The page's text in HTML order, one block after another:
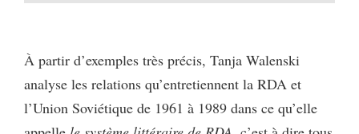
À partir d’exemples très précis, Tanja Walenski
analyse les relations qu’entretiennent la RDA et
l’Union Soviétique de 1961 à 1989 dans ce qu’elle